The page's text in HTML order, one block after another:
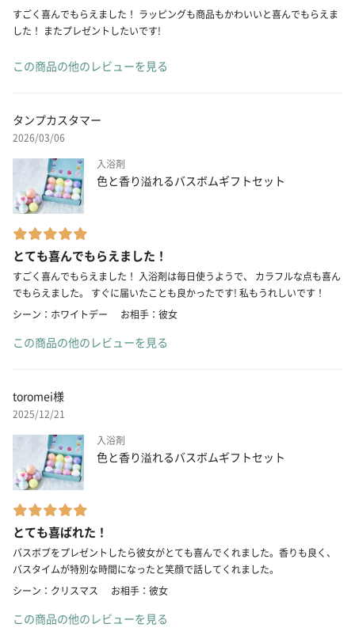
すごく喜んでもらえました！ ラッピングも商品もかわいいと喜んでもらえま
した！ またプレゼントしたいです!
この商品の他のレビューを見る
タンプカスタマー
2026/03/06
入浴剤
色と香り溢れるバスボムギフトセット
とても喜んでもらえました！
すごく喜んでもらえました！ 入浴剤は毎日使うようで、 カラフルな点も喜ん
でもらえました。 すぐに届いたことも良かったです! 私もうれしいです！
シーン：ホワイトデー
お相手：彼女
この商品の他のレビューを見る
toromei様
2025/12/21
入浴剤
色と香り溢れるバスボムギフトセット
とても喜ばれた！
バスボブをプレゼントしたら彼女がとても喜んでくれました。香りも良く、
バスタイムが特別な時間になったと笑顔で話してくれました。
シーン：クリスマス
お相手：彼女
この商品の他のレビューを見る